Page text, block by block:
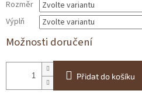
Rozměr
Výplň
Možnosti doručení
Přidat do košíku